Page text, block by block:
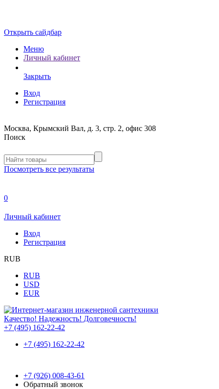
Открыть сайдбар
Меню
Личный кабинет
Закрыть
Вход
Регистрация
Москва, Крымский Вал, д. 3, стр. 2, офис 308
Поиск
Посмотреть все результаты
0
Личный кабинет
Вход
Регистрация
RUB
RUB
USD
EUR
Качество! Надежность! Долговечность!
+7 (495) 162-22-42
+7 (495) 162-22-42
+7 (926) 008-43-61
Обратный звонок